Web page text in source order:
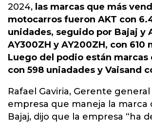
2024, las marcas que más
motocarros fueron AKT con
unidades, seguido por Bajaj y
AY300ZH y AY200ZH, con 610
Luego del podio están marcas
con 598 uniadades y Vaisand
Rafael Gaviria, Gerente
empresa que maneja la marca
Bajaj, dijo que la empresa “ha